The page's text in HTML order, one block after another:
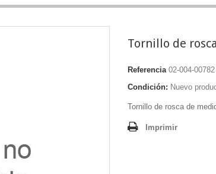
Tornillo de
Referencia 02-004-00782
Condición: Nuevo
Tornillo de rosca de
Imprimir